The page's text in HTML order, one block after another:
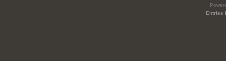
Entries